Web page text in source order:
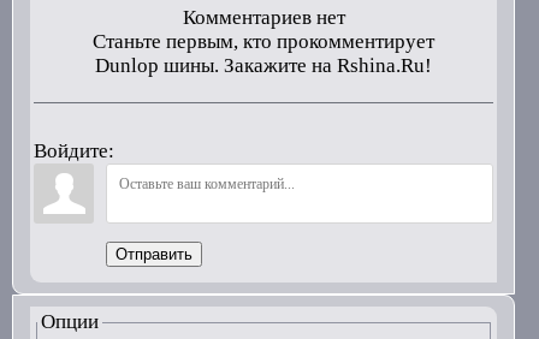
Комментариев нет
Станьте первым, кто прокомментирует
Dunlop шины. Закажите на Rshina.Ru!
Войдите:
Отправить
Опции